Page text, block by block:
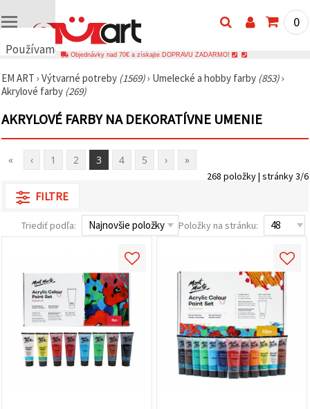
Používame
🍪
Používame
podobné
technológie,
aby sme
zabezpečili
správne
fungovanie
stránky,
zlepšili váš
zážitok a s
vaším
návštevnosť
zobrazovali
relevantnejší
obsah a
reklamu, aj
s pomocou
našich
partnerov
0
Objednávky nad 70€ a získajte DOPRAVU ZADARMO!
EM ART › Výtvarné potreby (1569)› Umelecké a hobby farby (853)›
Akrylové farby (269)
AKRYLOVÉ FARBY NA DEKORATÍVNE UMENIE
« ‹ 1 2 3 4 5 › »
268 položky | stránky 3/6
FILTRE
Triediť podľa: Položky na stránku: